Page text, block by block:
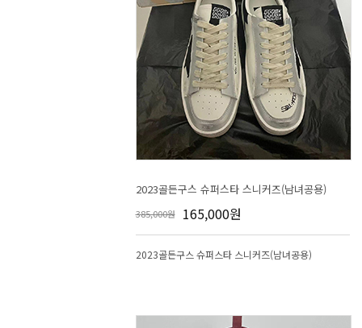
2023골든구스 슈퍼스타 스니커즈(남녀공용)
385,000원 165,000원
2023골든구스 슈퍼스타 스니커즈(남녀공용)